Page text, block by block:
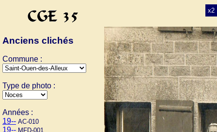
Anciens clichés
Commune :
Type de photo :
Années :
19-- AC-010
19-- MFD-001
x2